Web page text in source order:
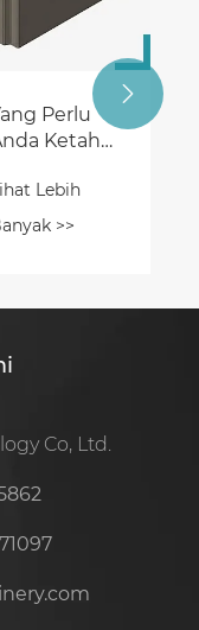
Beton
Lebih
>>

Co, Ltd.